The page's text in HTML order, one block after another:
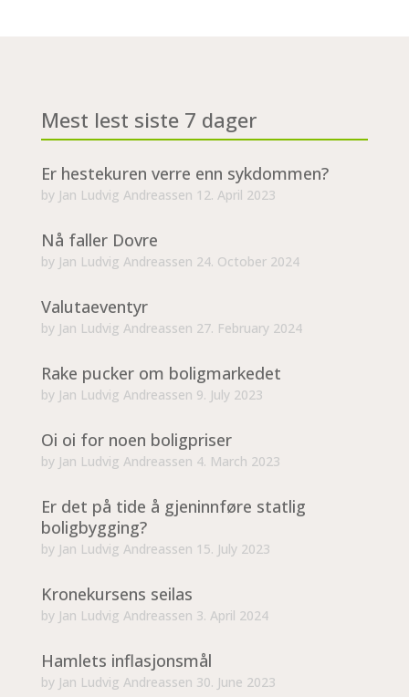
Mest lest siste 7 dager
Er hestekuren verre enn sykdommen?
by Jan Ludvig Andreassen 12. April 2023
Nå faller Dovre
by Jan Ludvig Andreassen 24. October 2024
Valutaeventyr
by Jan Ludvig Andreassen 27. February 2024
Rake pucker om boligmarkedet
by Jan Ludvig Andreassen 9. July 2023
Oi oi for noen boligpriser
by Jan Ludvig Andreassen 4. March 2023
Er det på tide å gjeninnføre statlig
boligbygging?
by Jan Ludvig Andreassen 15. July 2023
Kronekursens seilas
by Jan Ludvig Andreassen 3. April 2024
Hamlets inflasjonsmål
by Jan Ludvig Andreassen 30. June 2023